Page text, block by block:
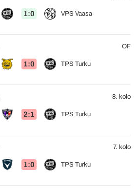
1:0 VPS Vaasa
1:0 TPS Turku
OF
2:1 TPS Turku
8. kolo
1:0 TPS Turku
7. kolo